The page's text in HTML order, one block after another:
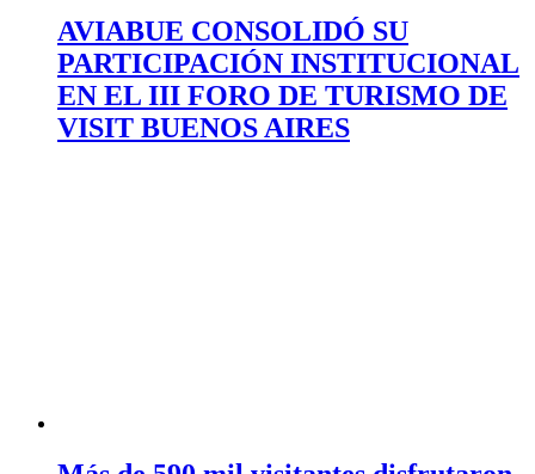
AVIABUE CONSOLIDÓ SU
PARTICIPACIÓN INSTITUCIONAL
EN EL III FORO DE TURISMO DE
VISIT BUENOS AIRES